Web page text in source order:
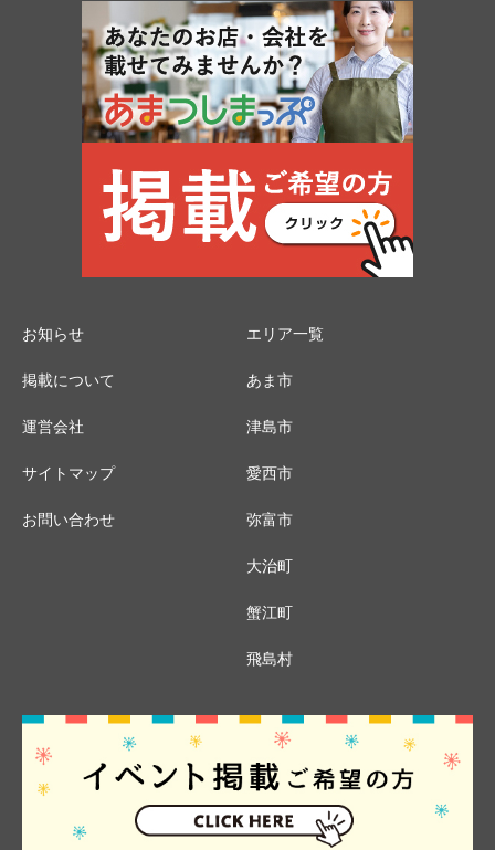
お知らせ
掲載について
運営会社
サイトマップ
お問い合わせ
エリア一覧
あま市
津島市
愛西市
弥富市
大治町
蟹江町
飛島村